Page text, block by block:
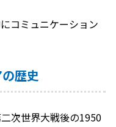
コミュニケーション
歴史
次世界大戦後の1950